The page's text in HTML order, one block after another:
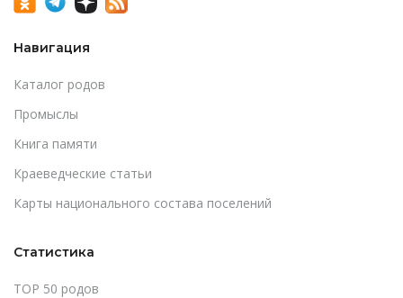
Навигация
Каталог родов
Промыслы
Книга памяти
Краеведческие статьи
Карты национального состава поселений
Статистика
TOP 50 родов